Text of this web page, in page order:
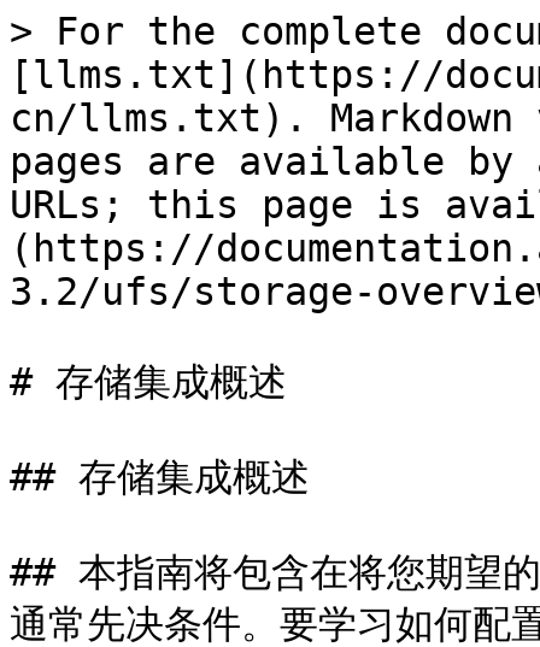
> For the complete
[llms.txt](https://
cn/llms.txt). Markdown
pages are available by
URLs; this page is
(https://
3.2/ufs/storage-
# 存储集成概述
## 存储集成概述
## 本指南将包含在将您期望
通常先决条件。要学习如何